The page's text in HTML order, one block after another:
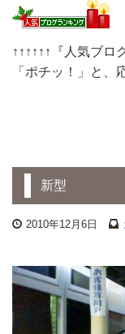
↑↑↑↑↑↑『人気ブロ
「ポチッ！」と、
新型
2010年12月6日